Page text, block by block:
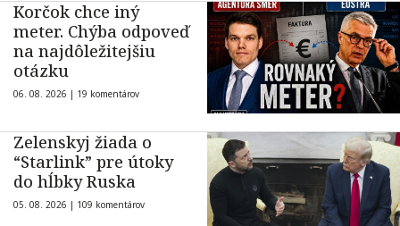
Korčok chce iný
meter. Chýba odpoveď
na najdôležitejšiu
otázku
06. 08. 2026 | 19 komentárov
Zelenskyj žiada o
“Starlink” pre útoky
do hĺbky Ruska
05. 08. 2026 | 109 komentárov